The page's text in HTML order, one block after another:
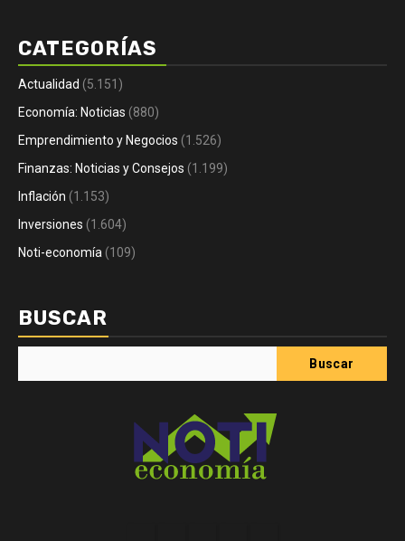
CATEGORÍAS
Actualidad (5.151)
Economía: Noticias (880)
Emprendimiento y Negocios (1.526)
Finanzas: Noticias y Consejos (1.199)
Inflación (1.153)
Inversiones (1.604)
Noti-economía (109)
BUSCAR
Buscar